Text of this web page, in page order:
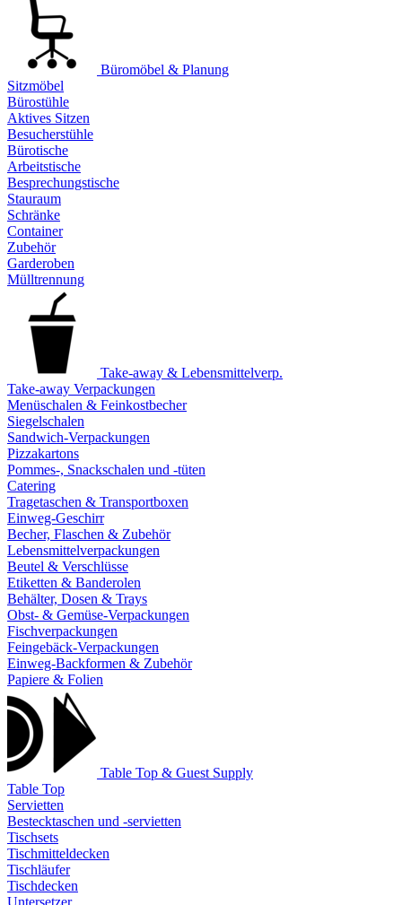
Büromöbel & Planung
Sitzmöbel
Bürostühle
Aktives Sitzen
Besucherstühle
Bürotische
Arbeitstische
Besprechungstische
Stauraum
Schränke
Container
Zubehör
Garderoben
Mülltrennung
Take-away & Lebensmittelverp.
Take-away Verpackungen
Menüschalen & Feinkostbecher
Siegelschalen
Sandwich-Verpackungen
Pizzakartons
Pommes-, Snackschalen und -tüten
Catering
Tragetaschen & Transportboxen
Einweg-Geschirr
Becher, Flaschen & Zubehör
Lebensmittelverpackungen
Beutel & Verschlüsse
Etiketten & Banderolen
Behälter, Dosen & Trays
Obst- & Gemüse-Verpackungen
Fischverpackungen
Feingebäck-Verpackungen
Einweg-Backformen & Zubehör
Papiere & Folien
Table Top & Guest Supply
Table Top
Servietten
Bestecktaschen und -servietten
Tischsets
Tischmitteldecken
Tischläufer
Tischdecken